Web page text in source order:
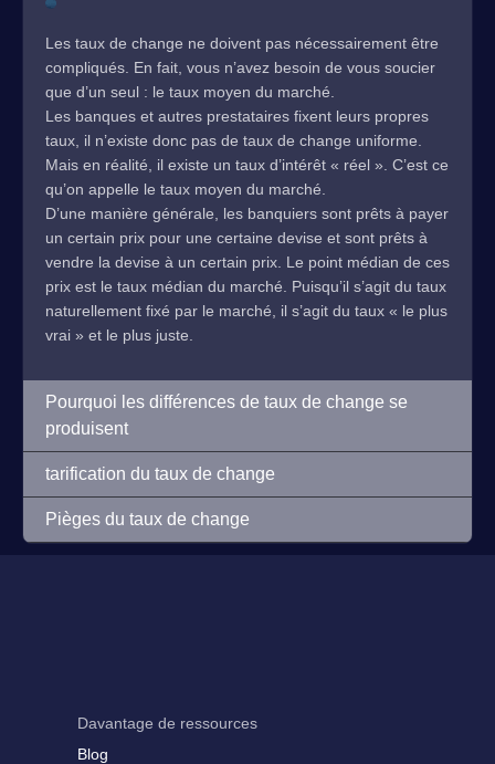
Les taux de change ne doivent pas nécessairement être
compliqués. En fait, vous n’avez besoin de vous soucier
que d’un seul : le taux moyen du marché.
Les banques et autres prestataires fixent leurs propres
taux, il n’existe donc pas de taux de change uniforme.
Mais en réalité, il existe un taux d’intérêt « réel ». C’est ce
qu’on appelle le taux moyen du marché.
D’une manière générale, les banquiers sont prêts à payer
un certain prix pour une certaine devise et sont prêts à
vendre la devise à un certain prix. Le point médian de ces
prix est le taux médian du marché. Puisqu’il s’agit du taux
naturellement fixé par le marché, il s’agit du taux « le plus
vrai » et le plus juste.
Pourquoi les différences de taux de change se
produisent
tarification du taux de change
Pièges du taux de change
Davantage de ressources
Blog